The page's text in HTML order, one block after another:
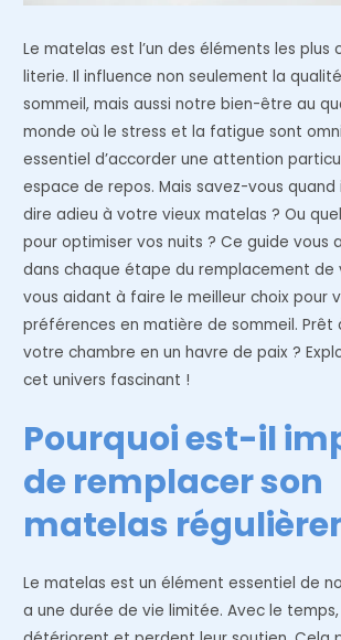
Le matelas est l’un des éléments les plus
literie. Il influence non seulement la
sommeil, mais aussi notre bien-être au
monde où le stress et la fatigue sont
essentiel d’accorder une attention
espace de repos. Mais savez-vous
dire adieu à votre vieux matelas ? Ou
pour optimiser vos nuits ? Ce guide vous
dans chaque étape du remplacement de
vous aidant à faire le meilleur choix pour
préférences en matière de sommeil. Prêt
votre chambre en un havre de paix ?
cet univers fascinant !
Pourquoi est-il
de remplacer son
matelas
Le matelas est un élément essentiel de
a une durée de vie limitée. Avec le